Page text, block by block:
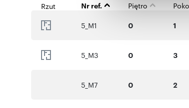
Rzut Nr ref. Piętro
5_M1
0 1
5_M3 0 3
5_M7 0 2